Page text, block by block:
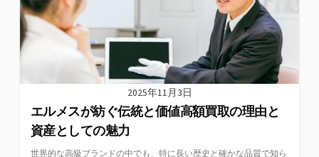
2025年11月3日
エルメスが紡ぐ伝統と価値高額買取の理由と
資産としての魅力
世界的な高級ブランドの中でも、特に長い歴史と確かな品質で知ら